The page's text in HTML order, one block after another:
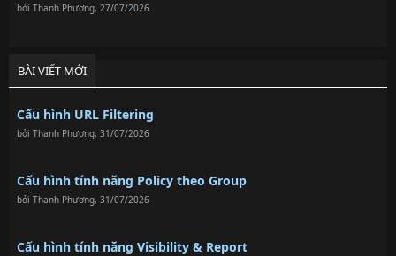
bởi Thanh Phương, 27/07/2026
BÀI VIẾT MỚI
Cấu hình URL Filtering
bởi Thanh Phương, 31/07/2026
Cấu hình tính năng Policy theo Group
bởi Thanh Phương, 31/07/2026
Cấu hình tính năng Visibility & Report